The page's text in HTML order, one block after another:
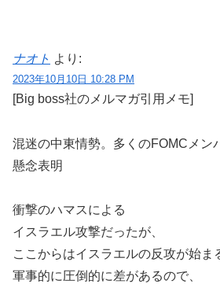
ナオト より:
2023年10月10日 10:28 PM
[Big boss社のメルマガ引用メモ]
混迷の中東情勢。多くのFOMCメン
懸念表明
衝撃のハマスによる
イスラエル攻撃だったが、
ここからはイスラエルの反攻が始ま
軍事的に圧倒的に差があるので、